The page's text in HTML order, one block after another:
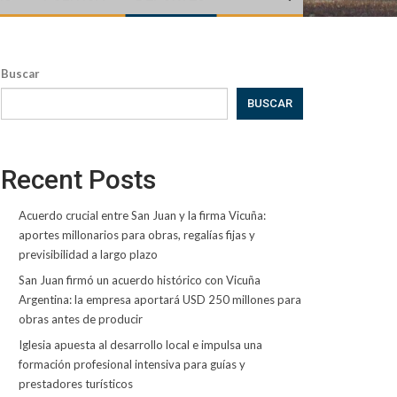
Buscar
BUSCAR
Recent Posts
Acuerdo crucial entre San Juan y la firma Vicuña:
aportes millonarios para obras, regalías fijas y
previsibilidad a largo plazo
San Juan firmó un acuerdo histórico con Vicuña
Argentina: la empresa aportará USD 250 millones para
obras antes de producir
Iglesia apuesta al desarrollo local e impulsa una
formación profesional intensiva para guías y
prestadores turísticos